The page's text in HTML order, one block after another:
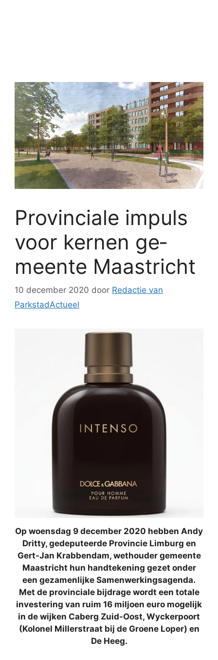
Pro­vin­ci­a­le im­puls
voor ker­nen ge­
meen­te Maas­tricht
10 december 2020 door Redactie van
ParkstadActueel
Op woensdag 9 december 2020 hebben Andy
Dritty, gedeputeerde Provincie Limburg en
Gert-Jan Krabbendam, wethouder gemeente
Maastricht hun handtekening gezet onder
een gezamenlijke Samenwerkingsagenda.
Met de provinciale bijdrage wordt een totale
investering van ruim 16 miljoen euro mogelijk
in de wijken Caberg Zuid-Oost, Wyckerpoort
(Kolonel Millerstraat bij de Groene Loper) en
De Heeg.